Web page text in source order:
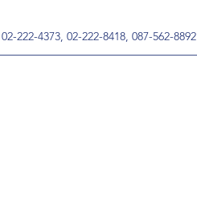
02-222-4373, 02-222-8418, 087-562-8892